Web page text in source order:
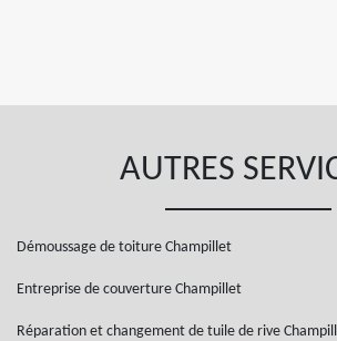
AUTRES
Démoussage de toiture Champillet
Entreprise de couverture Champillet
Réparation et changement de tuile de rive